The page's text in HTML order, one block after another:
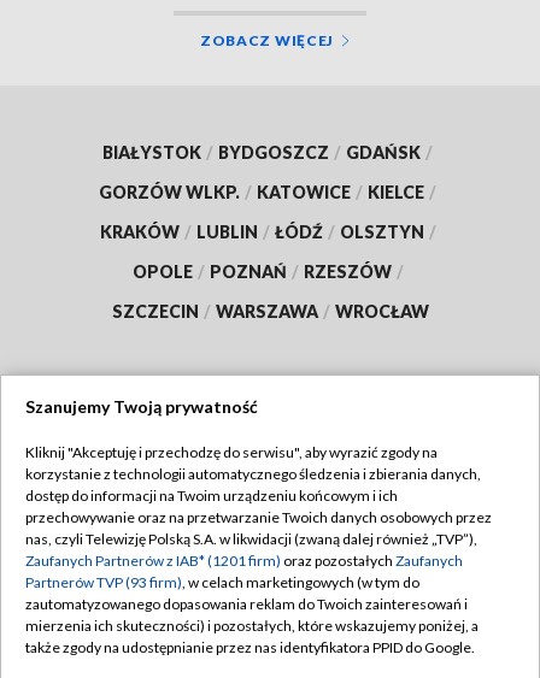
ZOBACZ WIĘCEJ
BIAŁYSTOK / BYDGOSZCZ / GDAŃSK /
GORZÓW WLKP. / KATOWICE / KIELCE /
KRAKÓW / LUBLIN / ŁÓDŹ / OLSZTYN /
OPOLE / POZNAŃ / RZESZÓW /
SZCZECIN / WARSZAWA / WROCŁAW
TVP
Abonament TVP
Emisja w TVP
Centrum informacji TVP
Naziemna Telewizja Cyfrowa
Regulamin TVP
Polityka prywatności
Moje zgody
Pomoc
Szanujemy Twoją prywatność
Kliknij "Akceptuję i przechodzę do serwisu", aby wyrazić zgody na
korzystanie z technologii automatycznego śledzenia i zbierania danych,
dostęp do informacji na Twoim urządzeniu końcowym i ich
przechowywanie oraz na przetwarzanie Twoich danych osobowych przez
nas, czyli Telewizję Polską S.A. w likwidacji (zwaną dalej również „TVP”),
Zaufanych Partnerów z IAB* (1201 firm) oraz pozostałych Zaufanych
Partnerów TVP (93 firm), w celach marketingowych (w tym do
zautomatyzowanego dopasowania reklam do Twoich zainteresowań i
mierzenia ich skuteczności) i pozostałych, które wskazujemy poniżej, a
także zgody na udostępnianie przez nas identyfikatora PPID do Google.